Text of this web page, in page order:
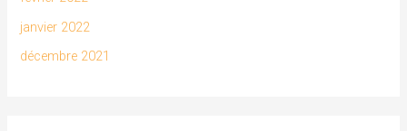
janvier 2022
décembre 2021